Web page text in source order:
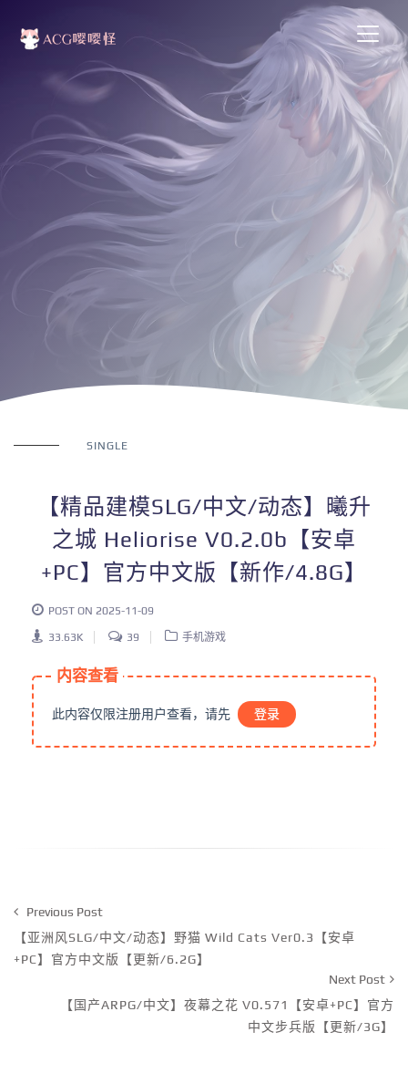
SINGLE
【精品建模SLG/中文/动态】曦升
之城 Heliorise V0.2.0b【安卓
+PC】官方中文版【新作/4.8G】
POST ON 2025-11-09
33.63K 39 手机游戏
内容查看
此内容仅限注册用户查看，请先 登录
Previous Post
【亚洲风SLG/中文/动态】野猫 Wild Cats Ver0.3【安卓
+PC】官方中文版【更新/6.2G】
Next Post
【国产ARPG/中文】夜幕之花 V0.571【安卓+PC】官方
中文步兵版【更新/3G】